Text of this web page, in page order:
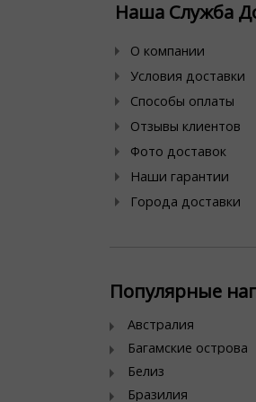
Наша Служба
О компании
Условия доставки
Способы оплаты
Отзывы клиентов
Фото доставок
Наши гарантии
Города доставки
Популярные
Австралия
Багамские острова
Белиз
Бразилия